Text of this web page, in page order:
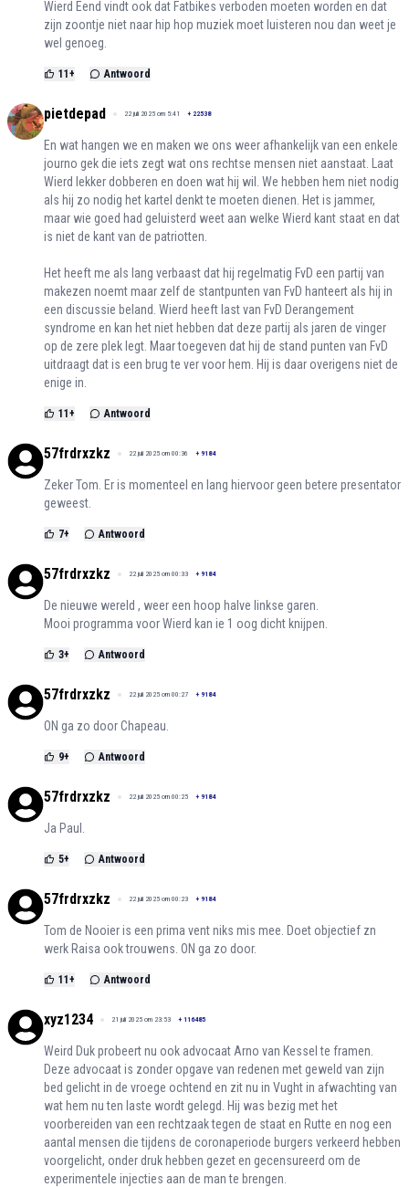
Wierd Eend vindt ook dat Fatbikes verboden moeten worden en dat
zijn zoontje niet naar hip hop muziek moet luisteren nou dan weet je
wel genoeg.
11+ Antwoord
pietdepad 22 juli 2025 om 5:41 + 22538
En wat hangen we en maken we ons weer afhankelijk van een enkele
journo gek die iets zegt wat ons rechtse mensen niet aanstaat. Laat
Wierd lekker dobberen en doen wat hij wil. We hebben hem niet nodig
als hij zo nodig het kartel denkt te moeten dienen. Het is jammer,
maar wie goed had geluisterd weet aan welke Wierd kant staat en dat
is niet de kant van de patriotten.
Het heeft me als lang verbaast dat hij regelmatig FvD een partij van
makezen noemt maar zelf de stantpunten van FvD hanteert als hij in
een discussie beland. Wierd heeft last van FvD Derangement
syndrome en kan het niet hebben dat deze partij als jaren de vinger
op de zere plek legt. Maar toegeven dat hij de stand punten van FvD
uitdraagt dat is een brug te ver voor hem. Hij is daar overigens niet de
enige in.
11+ Antwoord
57frdrxzkz 22 juli 2025 om 00:36 + 9184
Zeker Tom. Er is momenteel en lang hiervoor geen betere presentator
geweest.
7+ Antwoord
57frdrxzkz 22 juli 2025 om 00:33 + 9184
De nieuwe wereld , weer een hoop halve linkse garen.
Mooi programma voor Wierd kan ie 1 oog dicht knijpen.
3+ Antwoord
57frdrxzkz 22 juli 2025 om 00:27 + 9184
ON ga zo door Chapeau.
9+ Antwoord
57frdrxzkz 22 juli 2025 om 00:25 + 9184
Ja Paul.
5+ Antwoord
57frdrxzkz 22 juli 2025 om 00:23 + 9184
Tom de Nooier is een prima vent niks mis mee. Doet objectief zn
werk Raisa ook trouwens. ON ga zo door.
11+ Antwoord
xyz1234 21 juli 2025 om 23:53 + 116485
Weird Duk probeert nu ook advocaat Arno van Kessel te framen.
Deze advocaat is zonder opgave van redenen met geweld van zijn
bed gelicht in de vroege ochtend en zit nu in Vught in afwachting van
wat hem nu ten laste wordt gelegd. Hij was bezig met het
voorbereiden van een rechtzaak tegen de staat en Rutte en nog een
aantal mensen die tijdens de coronaperiode burgers verkeerd hebben
voorgelicht, onder druk hebben gezet en gecensureerd om de
experimentele injecties aan de man te brengen.